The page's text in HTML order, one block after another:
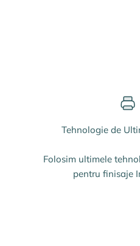
Tehnologie de
Folosim ultimele
pentru finisaje